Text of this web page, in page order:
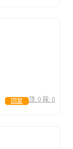
顶: 0 踩: 0
回复